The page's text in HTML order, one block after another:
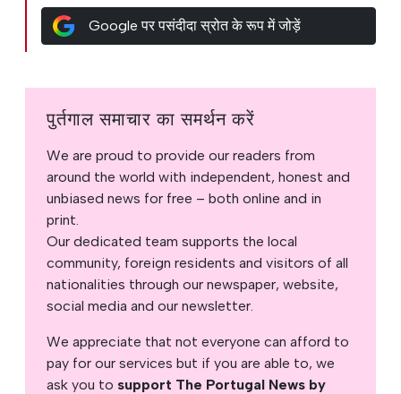
Google पर पसंदीदा स्रोत के रूप में जोड़ें
पुर्तगाल समाचार का समर्थन करें
We are proud to provide our readers from
around the world with independent, honest and
unbiased news for free – both online and in
print.
Our dedicated team supports the local
community, foreign residents and visitors of all
nationalities through our newspaper, website,
social media and our newsletter.
We appreciate that not everyone can afford to
pay for our services but if you are able to, we
ask you to support The Portugal News by